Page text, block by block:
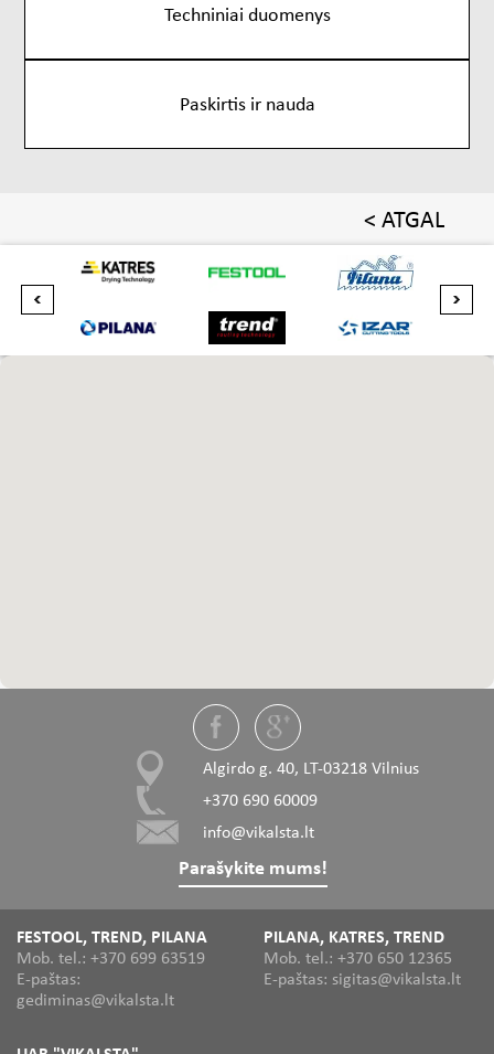
Techniniai duomenys
Paskirtis ir nauda
< ATGAL
Algirdo g. 40, LT-03218 Vilnius
+370 690 60009
info@vikalsta.lt
Parašykite mums!
FESTOOL, TREND, PILANA
Mob. tel.: +370 699 63519
E-paštas:
gediminas@vikalsta.lt
PILANA, KATRES, TREND
Mob. tel.: +370 650 12365
E-paštas: sigitas@vikalsta.lt